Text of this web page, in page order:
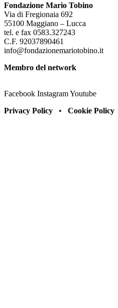
Fondazione Mario Tobino
Via di Fregionaia 692
55100 Maggiano – Lucca
tel. e fax 0583.327243
C.F. 92037890461
info@fondazionemariotobino.it
Membro del network
Facebook InstagramYoutube
Privacy Policy • Cookie Policy